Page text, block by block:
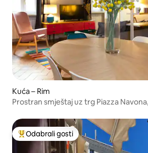
Kuća – Rim
Prostran smještaj uz trg Piazza
Među najviše rangiranima s oznakom
Odabrali gosti